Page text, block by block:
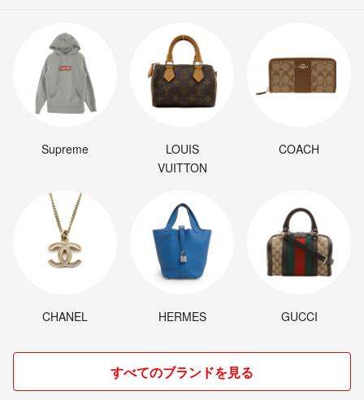
Supreme
LOUIS
VUITTON
COACH
CHANEL HERMES GUCCI
すべてのブランドを見る